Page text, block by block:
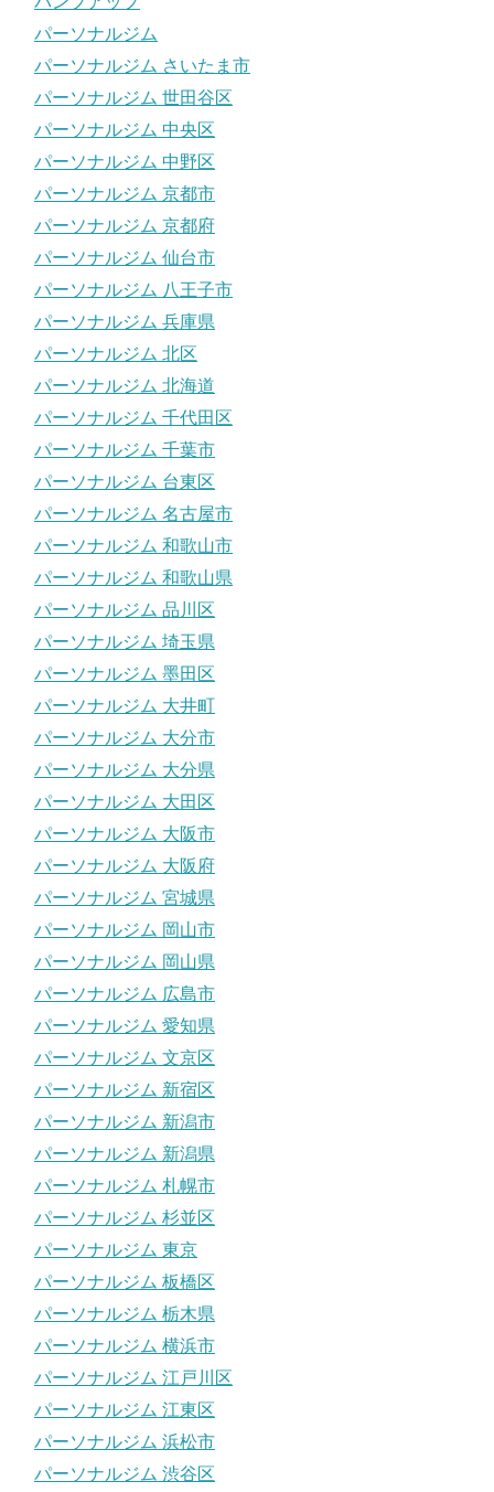
パーソナルジム
パーソナルジム さいたま市
パーソナルジム 世田谷区
パーソナルジム 中央区
パーソナルジム 中野区
パーソナルジム 京都市
パーソナルジム 京都府
パーソナルジム 仙台市
パーソナルジム 八王子市
パーソナルジム 兵庫県
パーソナルジム 北区
パーソナルジム 北海道
パーソナルジム 千代田区
パーソナルジム 千葉市
パーソナルジム 台東区
パーソナルジム 名古屋市
パーソナルジム 和歌山市
パーソナルジム 和歌山県
パーソナルジム 品川区
パーソナルジム 埼玉県
パーソナルジム 墨田区
パーソナルジム 大井町
パーソナルジム 大分市
パーソナルジム 大分県
パーソナルジム 大田区
パーソナルジム 大阪市
パーソナルジム 大阪府
パーソナルジム 宮城県
パーソナルジム 岡山市
パーソナルジム 岡山県
パーソナルジム 広島市
パーソナルジム 愛知県
パーソナルジム 文京区
パーソナルジム 新宿区
パーソナルジム 新潟市
パーソナルジム 新潟県
パーソナルジム 札幌市
パーソナルジム 杉並区
パーソナルジム 東京
パーソナルジム 板橋区
パーソナルジム 栃木県
パーソナルジム 横浜市
パーソナルジム 江戸川区
パーソナルジム 江東区
パーソナルジム 浜松市
パーソナルジム 渋谷区